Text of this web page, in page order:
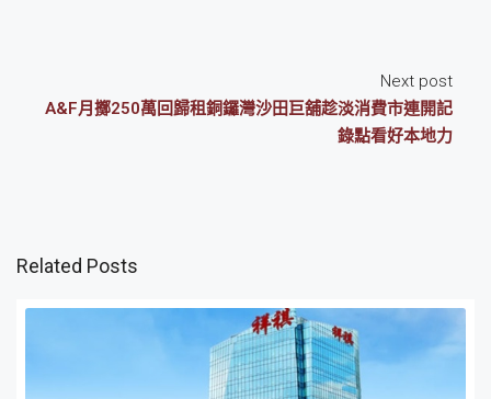
Next post
A&F月擲250萬回歸租銅鑼灣沙田巨舖趁淡消費市連開記
錄點看好本地力
Related Posts